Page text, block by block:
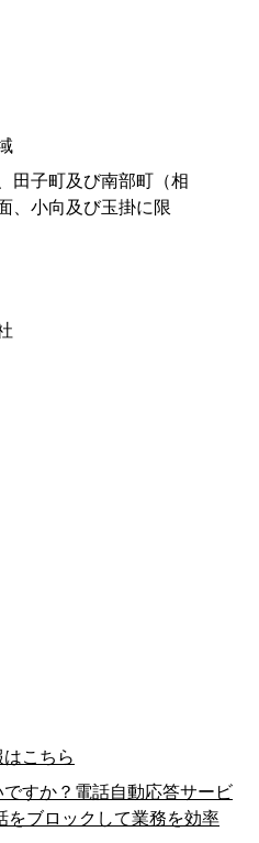
田子町及び南部町（相
、小向及び玉掛に限
こちら
すか？電話自動応答サービ
をブロックして業務を効率